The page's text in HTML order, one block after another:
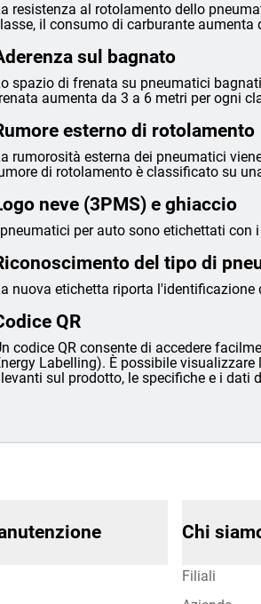
resistenza al rotolamento dello
il consumo di carburante aumenta
sul bagnato
spazio di frenata su pneumatici
aumenta da 3 a 6 metri per ogni
esterno di rotolamento
rumorosità esterna dei pneumatici
di rotolamento è classificato su
neve (3PMS) e ghiaccio
per auto sono etichettati con
del tipo di
nuova etichetta riporta
QR
codice QR consente di accedere
Labelling). È possibile
sul prodotto, le specifiche e i dati
Chi
Filiali